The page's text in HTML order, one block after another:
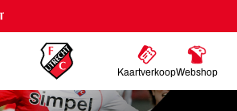
KaartverkoopWebshop